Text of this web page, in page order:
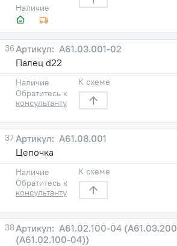
Наличие
36
A61.03.001-02
Палец d22
Наличие
Обратитесь к
консультанту
К схеме
37
A61.08.001
Цепочка
Наличие
Обратитесь к
консультанту
К схеме
38
A61.02.100-04 (А61.03.200
(А61.02.100-04))